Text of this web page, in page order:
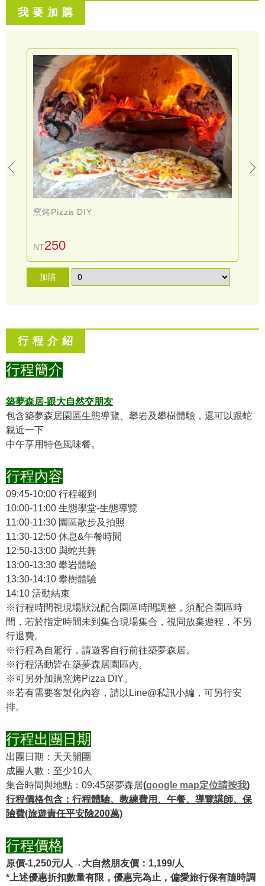
我 要 加 購
窯烤Pizza DIY
NT250
加購
行 程 介 紹
行程簡介
築夢森居-跟大自然交朋友
包含築夢森居園區生態導覽、攀岩及攀樹體驗，還可以跟蛇
親近一下
中午享用特色風味餐。
行程內容
09:45-10:00 行程報到
10:00-11:00 生態學堂-生態導覽
11:00-11:30 園區散步及拍照
11:30-12:50 休息&午餐時間
12:50-13:00 與蛇共舞
13:00-13:30 攀岩體驗
13:30-14:10 攀樹體驗
14:10 活動結束
※行程時間視現場狀況配合園區時間調整，須配合園區時
間，若於指定時間未到集合現場集合，視同放棄遊程，不另
行退費。
※行程為自駕行，請遊客自行前往築夢森居。
※行程活動皆在築夢森居園區內。
※可另外加購窯烤Pizza DIY。
※若有需要客製化內容，請以Line@私訊小編，可另行安
排。
行程出團日期
出團日期：天天開團
成團人數：至少10人
集合時間與地點：09:45築夢森居(google map定位請按我)
行程價格包含：行程體驗、教練費用、午餐、導覽講師、保
險費(旅遊責任平安險200萬)
行程價格
原價-1,250元/人→大自然朋友價：1,199/人
*上述優惠折扣數量有限，優惠完為止，偏愛旅行保有隨時調